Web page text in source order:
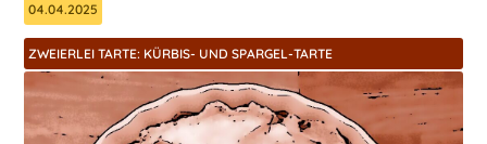
04.04.2025
ZWEIERLEI TARTE: KÜRBIS- UND SPARGEL-TARTE